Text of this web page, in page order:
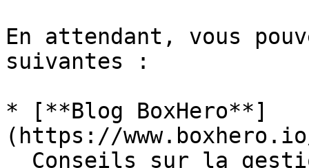
En attendant, vous
suivantes :
* [**Blog BoxHero**]
(https://